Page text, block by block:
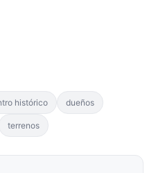
histórico dueños
terrenos